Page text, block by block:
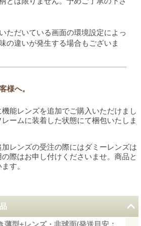
ただいている画面の環境設定によっ
の違いが発生する場合もございま
様へ。
能レンズを追加でご購入いただけまし
ームに装着した状態にて梱包いたしま
レンズの受注の際にはダミーレンズは
際はお申し付けくださいませ。商品と
す。
薄型+レンズ・非球面(発送目安：